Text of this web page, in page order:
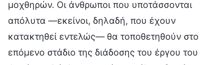
μοχθηρών. Οι άνθρωποι που υποτάσσονται
απόλυτα —εκείνοι, δηλαδή, που έχουν
κατακτηθεί εντελώς— θα τοποθετηθούν στο
επόμενο στάδιο της διάδοσης του έργου του